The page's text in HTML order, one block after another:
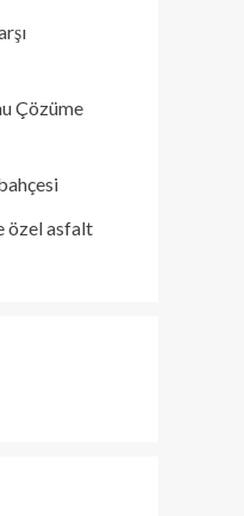
Çözüme
özel asfalt